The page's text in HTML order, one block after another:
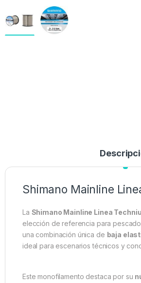
Shimano Mainline
La Shimano Mainline Linea
elección de referencia para
una combinación única de baja
ideal para escenarios técnicos y
Este monofilamento destaca por su